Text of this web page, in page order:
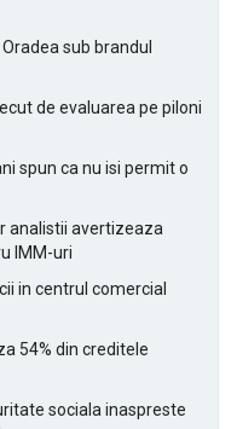
sub brandul
de evaluarea pe piloni
spun ca nu isi permit o
analistii avertizeaza
IMM-uri
in centrul comercial
54% din creditele
sociala inaspreste